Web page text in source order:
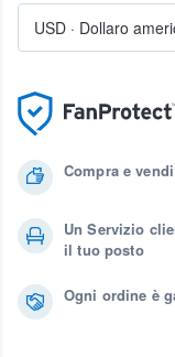
Compra e
Un Servizio
il tuo posto
Ogni ordine è
USD · Dollaro